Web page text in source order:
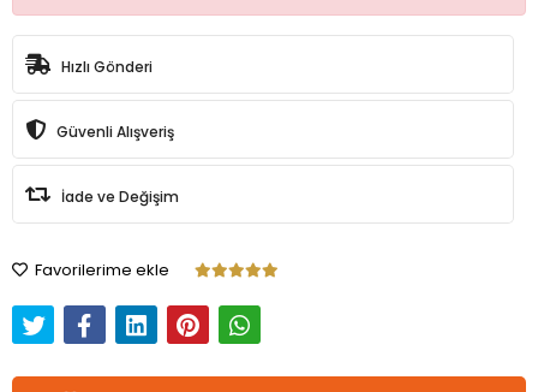
Hızlı Gönderi
Güvenli Alışveriş
İade ve Değişim
Favorilerime ekle